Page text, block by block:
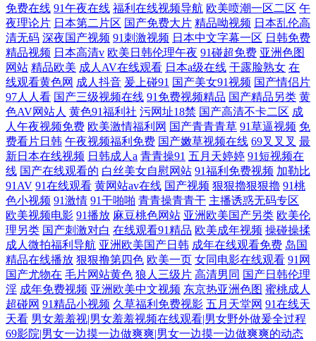
免费在线 91午夜在线 福利在线视频导航 欧美喷潮一区二区 午
夜理论片 日本第二片区 国产免费大片 精品呦视频 日本乱伦高
清无码 深夜国产视频 91刺激视频 日本中文字幕一区 日韩免费
精品视频 日本高清v 欧美日韩伦理午夜 91碰超免费 亚洲色图
网站 精品欧美 成人AV在线观看 日本a级在线 干露脸熟女 在
线观看黄色网 成人抖音 爰上碰91 国产美女91视频 国产情侣片
97人人看 国产三级视频在线 91免费视频精品 国产精品另类 黄
色AV网站人 黄色91福利社 污网址18禁 国产高清不卡二区 成
人午夜视频免费 欧美激情福利网 国产青青青草 91草逼视频 免
费看片日韩 午夜视频福利免费 国产嫩草视频在线 69叉叉叉 最
新日本在线视频 日韩成人a 青青操91 五月天婷婷 91短视频在
线 国产在线观看的 白丝美女自慰网站 91福利免费视频 加勒比
91AV 91在线观看 黄网站av在线 国产视频 狠狠擼狠狠擼 91桃
色小视频 91激情 91干啪啪 青青操青青干 主播诱惑无码专区
欧美视频电影 91播放 麻豆桃色网站 亚洲欧美国产另类 欧美伦
理另类 国产刺激对白 在线观看91精品 欧美成年视频 操碰操揉
成人微拍福利导航 亚洲欧美国产日韩 成年在线观看免费 岛国
精品在线播放 狠狠撸第四色 欧美一页 女同电影在线观看 91网
国产尤物在 毛片网站黄色 狼人三级片 高清男同 国产日韩伦理
淫 成年免费视频 亚洲欧美中文视频 东京热亚洲色图 蜜桃成人
超碰网 91精品小视频 久草福利免费视影 五月天堂网 91在线天
天看 男女羞羞视|男女羞羞视频在线观看|男女野外做爰全过程
69影院|男女一边摸一边做爽爽|男女一边摸一边做爽爽的动态